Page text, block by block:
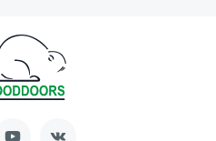
сувальдный
Механический